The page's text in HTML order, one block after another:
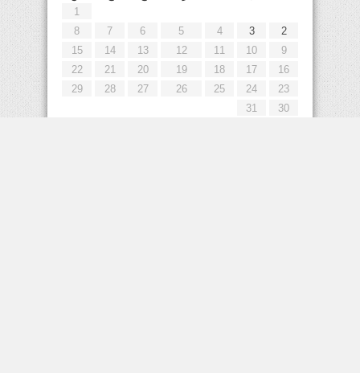
1
2
3
4
5
6
7
8
9
10
11
12
13
14
15
16
17
18
19
20
21
22
23
24
25
26
27
28
29
30
31